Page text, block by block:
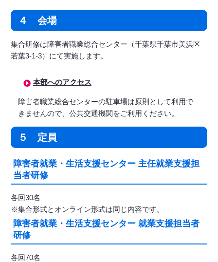
４ 会場
集合研修は障害者職業総合センター（千葉県千葉市美浜区
若葉3-1-3）にて実施します。
本部へのアクセス
障害者職業総合センターの駐車場は原則として利用で
きませんので、公共交通機関をご利用ください。
５ 定員
障害者就業・生活支援センター 主任就業支援担
当者研修
各回30名
※集合形式とオンライン形式は同じ内容です。
障害者就業・生活支援センター 就業支援担当者
研修
各回70名